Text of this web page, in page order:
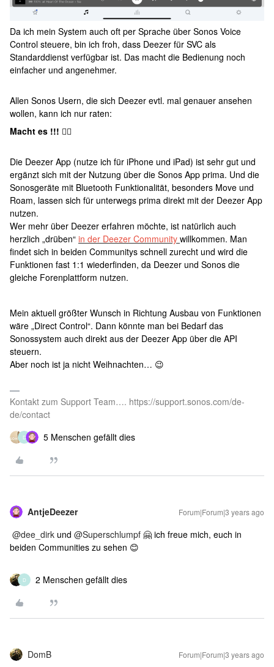
Da ich mein System auch oft per Sprache über Sonos Voice
Control steuere, bin ich froh, dass Deezer für SVC als
Standarddienst verfügbar ist. Das macht die Bedienung noch
einfacher und angenehmer.
Allen Sonos Usern, die sich Deezer evtl. mal genauer ansehen
wollen, kann ich nur raten:
Macht es !!! 👍🏻
Die Deezer App (nutze ich für iPhone und iPad) ist sehr gut und
ergänzt sich mit der Nutzung über die Sonos App prima. Und die
Sonosgeräte mit Bluetooth Funktionalität, besonders Move und
Roam, lassen sich für unterwegs prima direkt mit der Deezer App
nutzen.
Wer mehr über Deezer erfahren möchte, ist natürlich auch
herzlich „drüben“ in der Deezer Community willkommen. Man
findet sich in beiden Communitys schnell zurecht und wird die
Funktionen fast 1:1 wiederfinden, da Deezer und Sonos die
gleiche Forenplattform nutzen.
Mein aktuell größter Wunsch in Richtung Ausbau von Funktionen
wäre „Direct Control“. Dann könnte man bei Bedarf das
Sonossystem auch direkt aus der Deezer App über die API
steuern.
Aber noch ist ja nicht Weihnachten… 😉
Kontakt zum Support Team…. https://support.sonos.com/de-
de/contact
D 5 Menschen gefällt dies
AntjeDeezer Forum|Forum|3 years ago
@dee_dirk und @Superschlumpf 🤗 ich freue mich, euch in
beiden Communities zu sehen 😊
D 2 Menschen gefällt dies
DomB Forum|Forum|3 years ago